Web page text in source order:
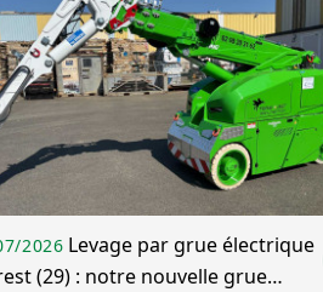
2026 Levage par grue électrique
(29) : notre nouvelle grue